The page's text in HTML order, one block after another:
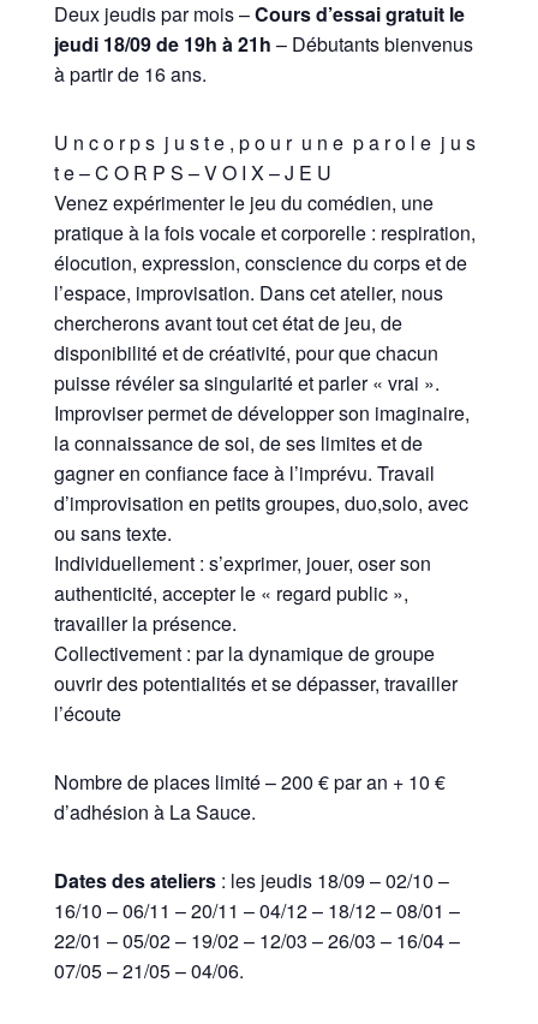
Deux jeudis par mois –Cours d’essai gratuit le
jeudi 18/09 de 19h à 21h – Débutants bienvenus
à partir de 16 ans.
U n c o r p s j u s t e , p o u r u n e p a r o l e j u s
t e – C O R P S – V O I X – J E U
Venez expérimenter le jeu du comédien, une
pratique à la fois vocale et corporelle : respiration,
élocution, expression, conscience du corps et de
l’espace, improvisation. Dans cet atelier, nous
chercherons avant tout cet état de jeu, de
disponibilité et de créativité, pour que chacun
puisse révéler sa singularité et parler « vrai ».
Improviser permet de développer son imaginaire,
la connaissance de soi, de ses limites et de
gagner en confiance face à l’imprévu. Travail
d’improvisation en petits groupes, duo,solo, avec
ou sans texte.
Individuellement : s’exprimer, jouer, oser son
authenticité, accepter le « regard public »,
travailler la présence.
Collectivement : par la dynamique de groupe
ouvrir des potentialités et se dépasser, travailler
l’écoute
Nombre de places limité – 200 € par an + 10 €
d’adhésion à La Sauce.
Dates des ateliers: les jeudis 18/09 – 02/10 –
16/10 – 06/11 – 20/11 – 04/12 – 18/12 – 08/01 –
22/01 – 05/02 – 19/02 – 12/03 – 26/03 – 16/04 –
07/05 – 21/05 – 04/06.